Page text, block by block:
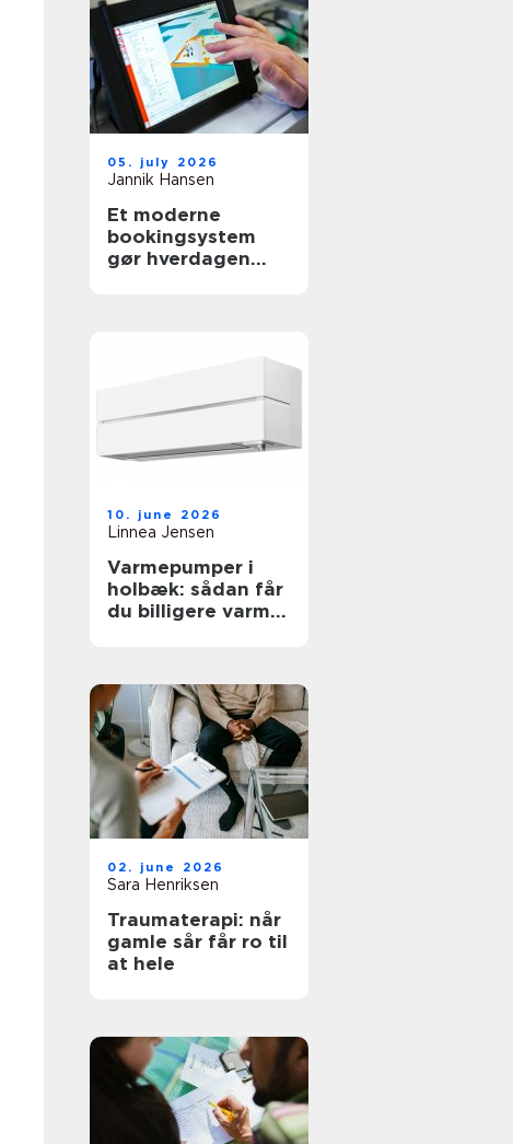
05. july 2026
Jannik Hansen
Et moderne
bookingsystem
gør hverdagen
10. june 2026
Linnea Jensen
Varmepumper i
holbæk: sådan får
du billigere varme
02. june 2026
Sara Henriksen
Traumaterapi: når
gamle sår får ro til
at hele